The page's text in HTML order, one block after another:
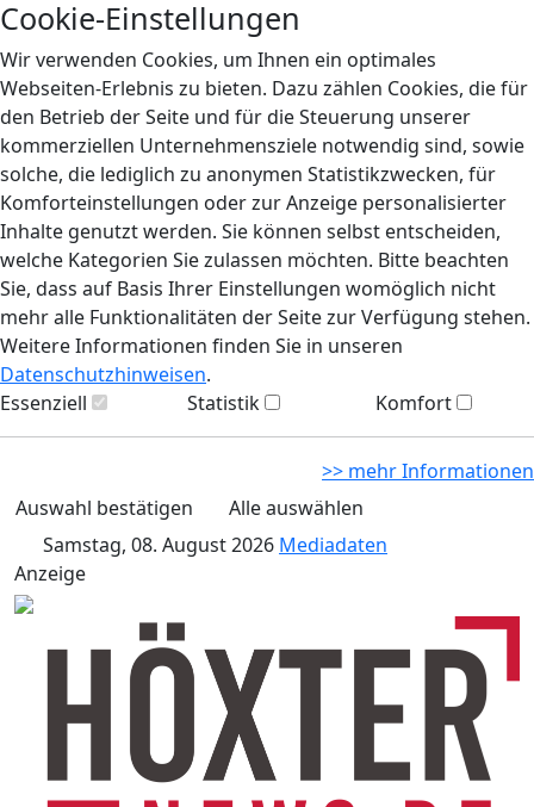
Cookie-Einstellungen
Wir verwenden Cookies, um Ihnen ein optimales
Webseiten-Erlebnis zu bieten. Dazu zählen Cookies, die für
den Betrieb der Seite und für die Steuerung unserer
kommerziellen Unternehmensziele notwendig sind, sowie
solche, die lediglich zu anonymen Statistikzwecken, für
Komforteinstellungen oder zur Anzeige personalisierter
Inhalte genutzt werden. Sie können selbst entscheiden,
welche Kategorien Sie zulassen möchten. Bitte beachten
Sie, dass auf Basis Ihrer Einstellungen womöglich nicht
mehr alle Funktionalitäten der Seite zur Verfügung stehen.
Weitere Informationen finden Sie in unseren
Datenschutzhinweisen.
Essenziell
Statistik Komfort
>> mehr Informationen
Auswahl bestätigen
Alle auswählen
Samstag, 08. August 2026 Mediadaten
Anzeige